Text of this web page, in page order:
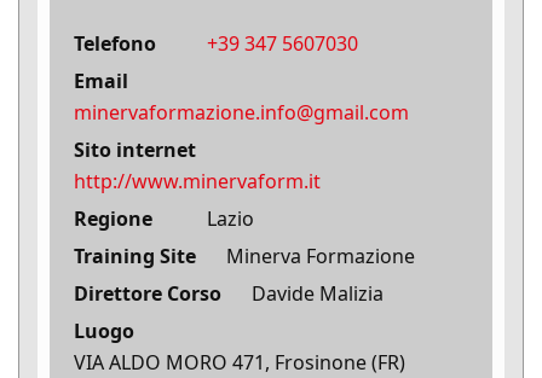
Telefono
+39 347 5607030
Email
minervaformazione.info@gmail.com
Sito internet
http://www.minervaform.it
Regione
Lazio
Training Site
Minerva Formazione
Direttore Corso
Davide Malizia
Luogo
VIA ALDO MORO 471, Frosinone (FR)